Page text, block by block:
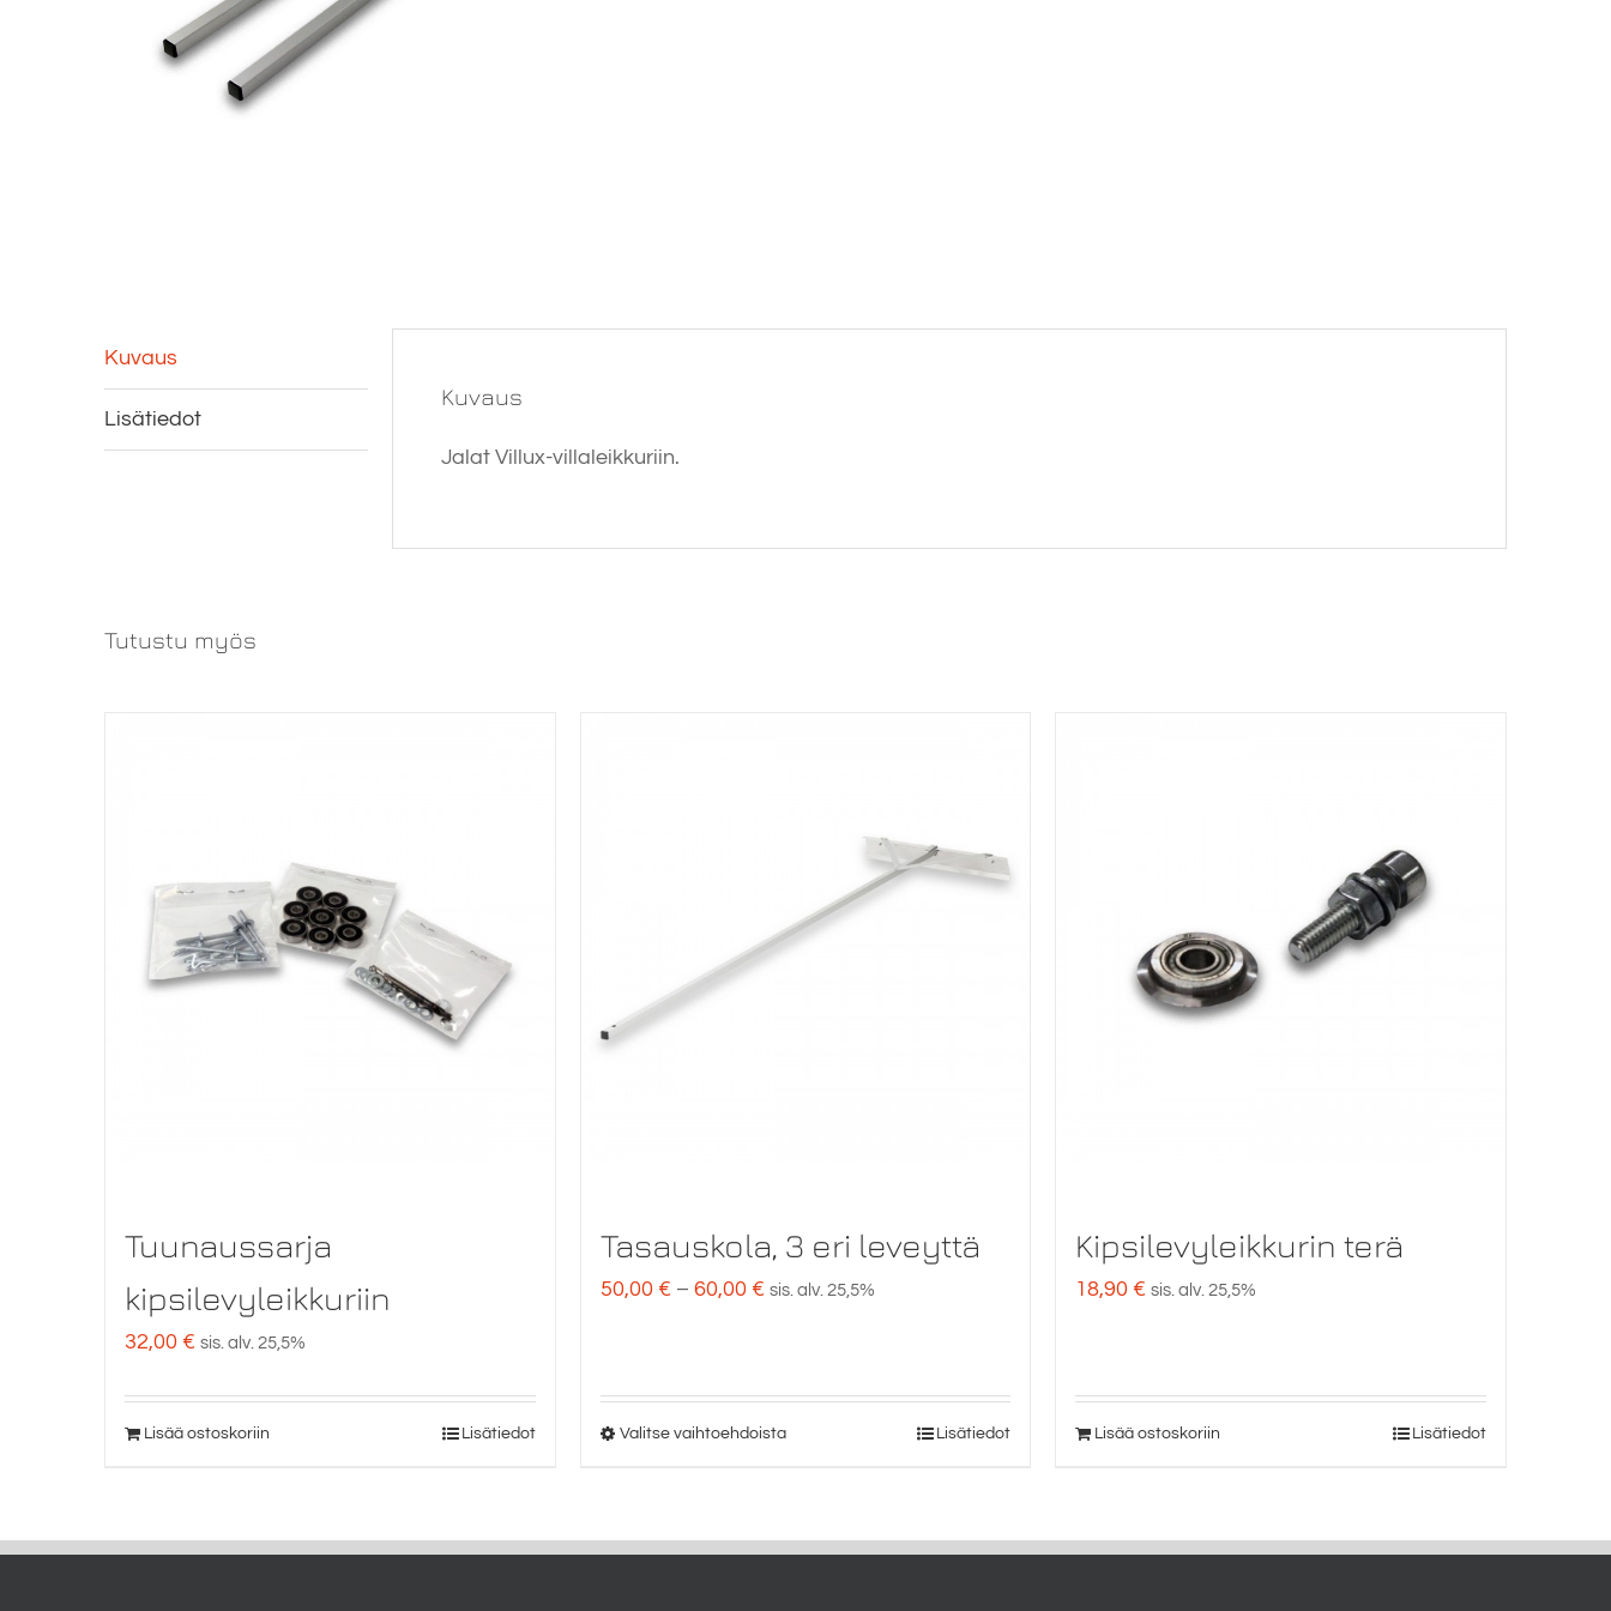
Kuvaus
Lisätiedot
Kuvaus
Jalat Villux-villaleikkuriin.
Tutustu myös
Tuunaussarja
kipsilevyleikkuriin
32,00 € sis. alv. 25,5%
Lisää ostoskoriin Lisätiedot
Tasauskola, 3 eri leveyttä
50,00 € – 60,00 €Hintaluokka:
60,00 €
sis. alv. 25,5%
Valitse vaihtoehdoistaTällä
useampi
Lisätiedot
Kipsilevyleikkurin terä
18,90 € sis. alv. 25,5%
Lisää ostoskoriin Lisätiedot